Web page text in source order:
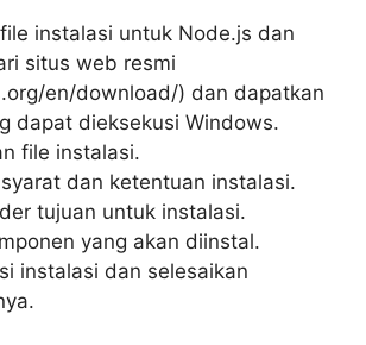
instalasi untuk Node.js dan
situs web resmi
en/download/) dan dapatkan
dapat dieksekusi Windows.
file instalasi.
dan ketentuan instalasi.
tujuan untuk instalasi.
yang akan diinstal.
instalasi dan selesaikan